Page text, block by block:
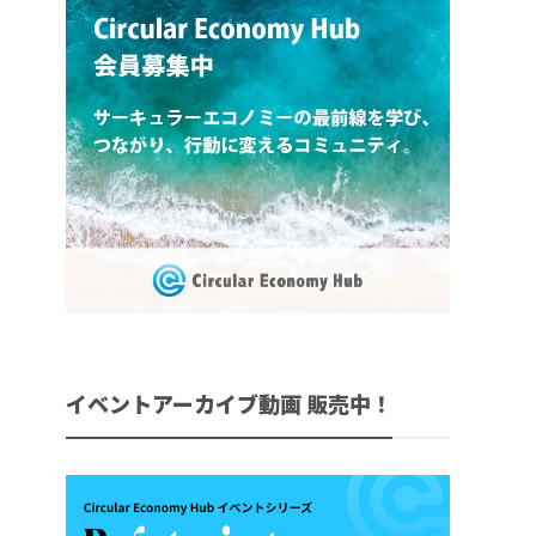
イベントアーカイブ動画 販売中！